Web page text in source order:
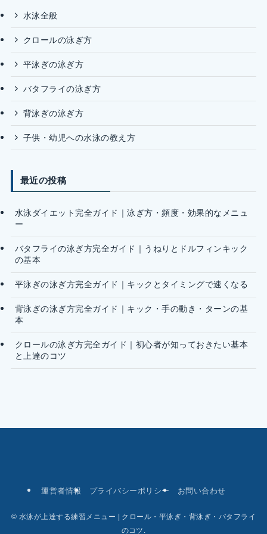
水泳全般
クロールの泳ぎ方
平泳ぎの泳ぎ方
バタフライの泳ぎ方
背泳ぎの泳ぎ方
子供・幼児への水泳の教え方
最近の投稿
水泳ダイエット完全ガイド｜泳ぎ方・頻度・効果的なメニュ
ー
バタフライの泳ぎ方完全ガイド｜うねりとドルフィンキック
の基本
平泳ぎの泳ぎ方完全ガイド｜キックとタイミングで速くなる
背泳ぎの泳ぎ方完全ガイド｜キック・手の動き・ターンの基
本
クロールの泳ぎ方完全ガイド｜初心者が知っておきたい基本
と上達のコツ
運営者情報 プライバシーポリシー お問い合わせ
© 水泳が上達する練習メニュー | クロール・平泳ぎ・背泳ぎ・バタフライ
のコツ.